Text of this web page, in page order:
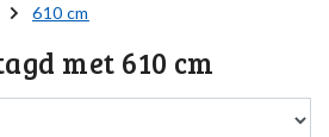
610 cm
met 610 cm